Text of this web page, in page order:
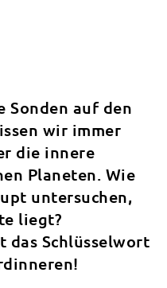
Sonden auf den
wir immer
die innere
Planeten. Wie
untersuchen,
liegt?
das Schlüsselwort